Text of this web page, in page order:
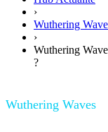
›
Wuthering
›
Wuthering
?
Wuthering Waves